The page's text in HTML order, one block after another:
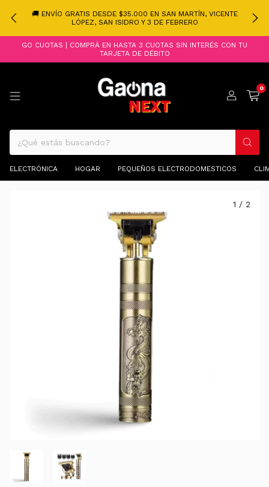
🚚 ENVÍO GRATIS DESDE $35.000 EN SAN MARTÍN, VICENTE
LÓPEZ, SAN ISIDRO Y 3 DE FEBRERO
GO CUOTAS | COMPRÁ EN HASTA 3 CUOTAS SIN INTERÉS CON TU
TARJETA DE DÉBITO
0
ELECTRÓNICA HOGAR PEQUEÑOS ELECTRODOMESTICOS
1 / 2